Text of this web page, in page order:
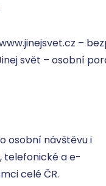
–
svět – osobní
osobní návštěvu i
telefonické a e-
celé ČR.